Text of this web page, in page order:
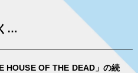
…
HOUSE OF THE DEAD」の続